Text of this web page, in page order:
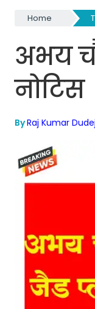
Home
अभय
नोटिस
ByRaj Kumar